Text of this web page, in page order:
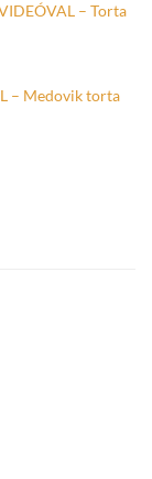
– Torta
– Medovik torta